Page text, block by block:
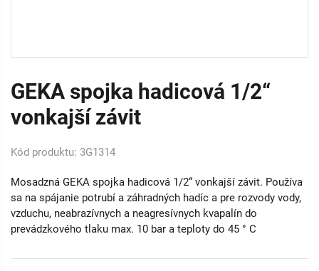
GEKA spojka hadicová 1/2“
vonkajší závit
Kód produktu: 3G1314
Mosadzná GEKA spojka hadicová 1/2“ vonkajší závit. Používa
sa na spájanie potrubí a záhradných hadíc a pre rozvody vody,
vzduchu, neabrazívnych a neagresívnych kvapalín do
prevádzkového tlaku max. 10 bar a teploty do 45 ° C